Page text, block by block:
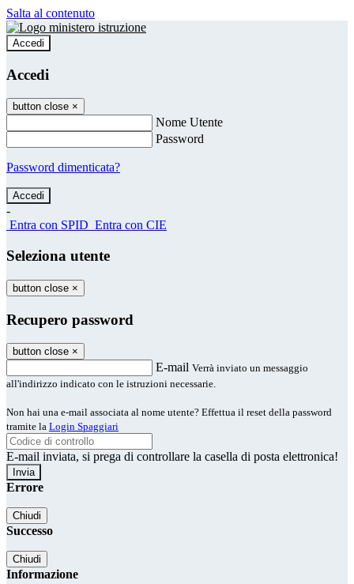
Salta al contenuto
Accedi
Accedi
button close ×
Nome Utente
Password
Password dimenticata?
-
Entra con SPID Entra con CIE
Seleziona utente
button close ×
Recupero password
button close ×
E-mail Verrà inviato un messaggio
all'indirizzo indicato con le istruzioni necessarie.
Non hai una e-mail associata al nome utente? Effettua il reset della password
tramite la Login Spaggiari
E-mail inviata, si prega di controllare la casella di posta elettronica!
Errore
Chiudi
Successo
Chiudi
Informazione